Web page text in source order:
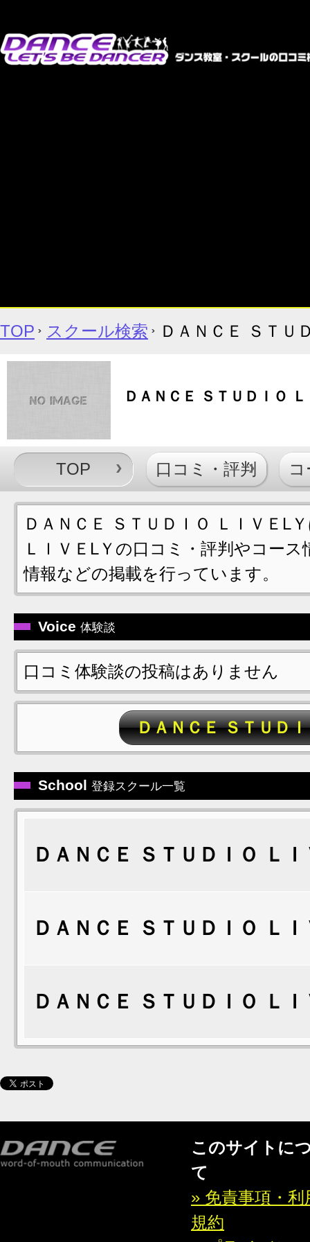
TOP スクール検索 ＤＡＮＣＥ ＳＴＵ
ＤＡＮＣＥ ＳＴＵＤＩＯ
TOP 口コミ・評判
ＤＡＮＣＥ ＳＴＵＤＩＯ ＬＩＶＥL
ＬＩＶＥLＹの口コミ・評判やコー
情報などの掲載を行っています。
Voice 体験談
口コミ体験談の投稿はありません
ＤＡＮＣＥ ＳＴＵＤ
School 登録スクール一覧
ＤＡＮＣＥ ＳＴＵＤＩＯ Ｌ
ＤＡＮＣＥ ＳＴＵＤＩＯ Ｌ
ＤＡＮＣＥ ＳＴＵＤＩＯ Ｌ
このサイトに
て
» 免責事項・利
規約